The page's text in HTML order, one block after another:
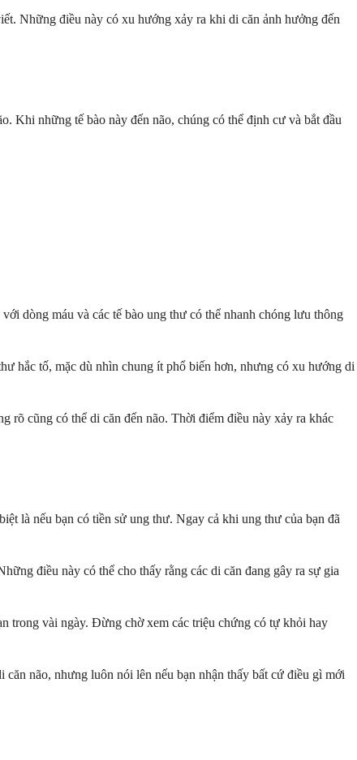
Những điều này có xu hướng xảy ra khi di căn ảnh hưởng đến
Khi những tế bào này đến não, chúng có thể định cư và bắt đầu
dòng máu và các tế bào ung thư có thể nhanh chóng lưu thông
hắc tố, mặc dù nhìn chung ít phổ biến hơn, nhưng có xu hướng di
rõ cũng có thể di căn đến não. Thời điểm điều này xảy ra khác
là nếu bạn có tiền sử ung thư. Ngay cả khi ung thư của bạn đã
điều này có thể cho thấy rằng các di căn đang gây ra sự gia
trong vài ngày. Đừng chờ xem các triệu chứng có tự khỏi hay
não, nhưng luôn nói lên nếu bạn nhận thấy bất cứ điều gì mới